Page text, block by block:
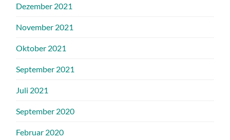
Dezember 2021
November 2021
Oktober 2021
September 2021
Juli 2021
September 2020
Februar 2020